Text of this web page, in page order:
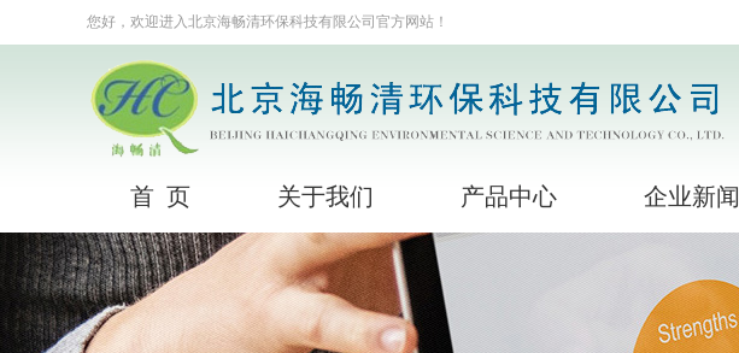
您好，欢迎进入北京海畅清环保科技有限公司官方网站！
首 页 关于我们 产品中心 企业新闻